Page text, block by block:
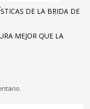
DE LA BRIDA DE
MEJOR QUE LA